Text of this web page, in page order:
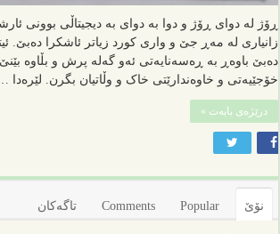
ڕۆژ لە دوای ڕۆژ و دوا بە دوای بە دیجیتاڵی بوونی
زانیاری لە مەڕ جێ و واری کورد زیاتر ئاشکرا دەبێ.
دەبێ باوەڕ بە ڕەسەنایەتی ئەو گەلە پرش و بڵاوە
خۆجێیەتی و خاوەندارێتی خاک و وڵاتیان بگرن. لێرەدا
درێژەی بابەت »
نۆێ Popular
Comments تاگەکان